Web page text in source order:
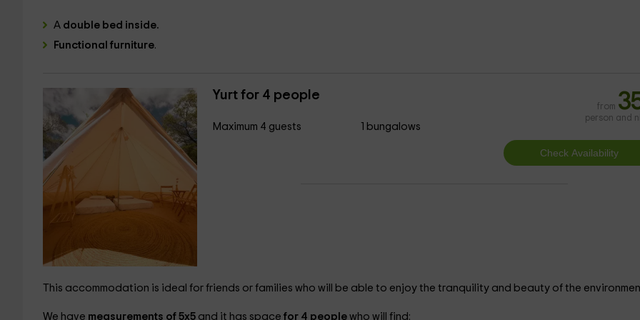
A double bed inside.
Functional furniture.
Yurt for 4 people
Maximum 4 guests 1 bungalows
from
person and
This accommodation is ideal for friends or families who will be able to enjoy the tranquility and beauty of the
We have measurements of 5x5 and it has space for 4 people who will find: